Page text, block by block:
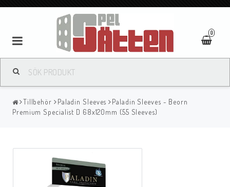
0
Tillbehör Paladin Sleeves
Paladin Sleeves - Beorn
Premium Specialist D 68x120mm (55 Sleeves)